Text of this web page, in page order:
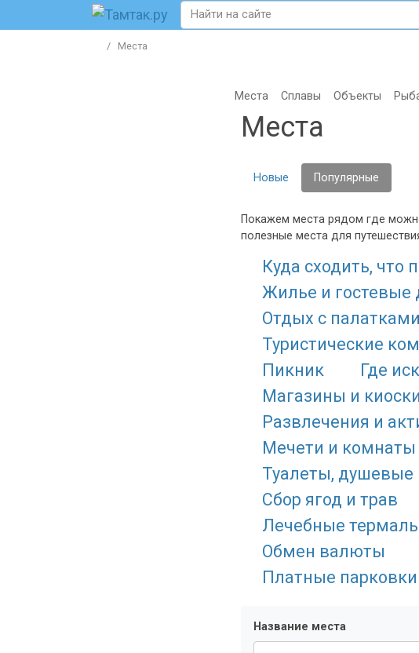
Места
Места Сплавы Объекты
Места
Новые Популярные
Покажем места рядом где
полезные места для
Куда сходить, что
Жилье и гостевые
Отдых с палатками
Туристические
Пикник
Где
Магазины и киоски
Развлечения и
Мечети и комнаты
Туалеты, душевые
Сбор ягод и трав
Лечебные
Обмен валюты
Платные парковки
Название места